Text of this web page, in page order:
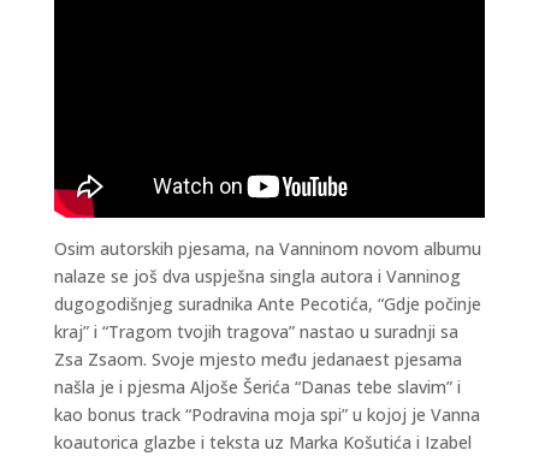
Osim autorskih pjesama, na Vanninom novom albumu
nalaze se još dva uspješna singla autora i Vanninog
dugogodišnjeg suradnika Ante Pecotića, “Gdje počinje
kraj” i “Tragom tvojih tragova” nastao u suradnji sa
Zsa Zsaom. Svoje mjesto među jedanaest pjesama
našla je i pjesma Aljoše Šerića “Danas tebe slavim” i
kao bonus track “Podravina moja spi” u kojoj je Vanna
koautorica glazbe i teksta uz Marka Košutića i Izabel